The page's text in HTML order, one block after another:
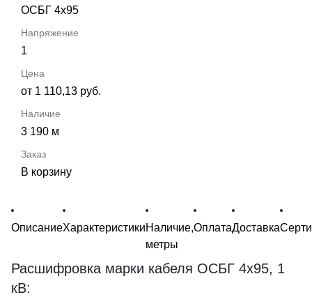
ОСБГ 4х95
1
от 1 110,13 руб.
3 190 м
В корзину
ОписаниеХарактеристикиНаличие,
метры
ОплатаДоставка
Расшифровка марки кабеля ОСБГ 4х95, 1
кВ: